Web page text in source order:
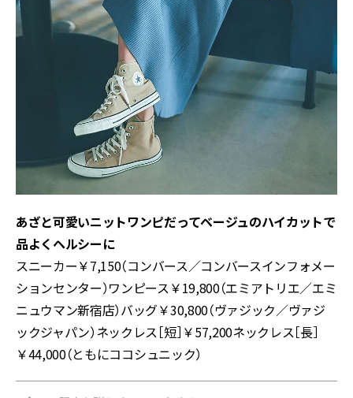
あざと可愛いニットワンピだってベージュのハイカットで
品よくヘルシーに
スニーカー￥7,150（コンバース／コンバースインフォメー
ションセンター）ワンピース￥19,800（エミアトリエ／エミ
ニュウマン新宿店）バッグ￥30,800（ヴァジック／ヴァジ
ックジャパン）ネックレス［短］￥57,200ネックレス［長］
￥44,000（ともにココシュニック）